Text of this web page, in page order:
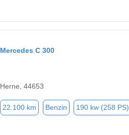
Mercedes C 300
Herne, 44653
22.100 km Benzin 190 kw (258 PS)